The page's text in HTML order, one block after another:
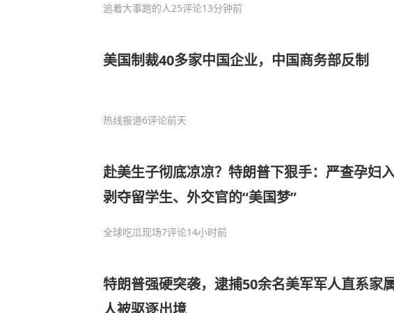
追着大事跑的人25评论13分钟前
美国制裁40多家中国企业，中国商务部反制
热线报道6评论前天
赴美生子彻底凉凉？特朗普下狠手：严查孕妇入
剥夺留学生、外交官的“美国梦”
全球吃瓜现场7评论14小时前
特朗普强硬突袭，逮捕50余名美军军人直系家